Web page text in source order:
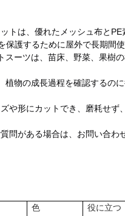
トは、優れたメッシュ布と
護するために屋外で長期間使
スーツは、苗床、野菜、果樹
物の成長過程を確認するの
や形にカットでき、磨耗せず
問がある場合は、お問い合わ
色 役に立つ